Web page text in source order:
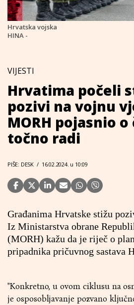
Hrvatska vojska
HINA -
VIJESTI
Hrvatima počeli
pozivi na vojnu
MORH pojasnio o
točno radi
PIŠE: DESK / 16.02.2024. u 10:09
Građanima Hrvatske stižu
Iz Ministarstva obrane
(MORH) kažu da je riječ o
pripadnika pričuvnog sastava
"Konkretno, u ovom ciklusu na
je osposobljavanje pozvano